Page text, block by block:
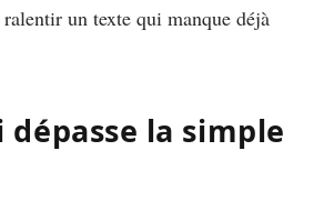
un texte qui manque déjà
la simple